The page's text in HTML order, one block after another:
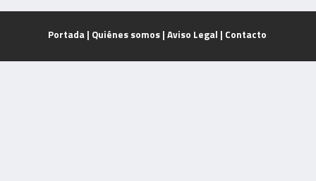
Portada | Quiénes somos| Aviso Legal | Contacto